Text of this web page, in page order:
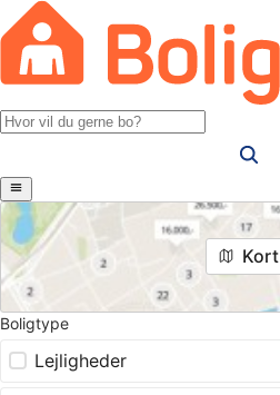
Kort
Boligtype
Lejligheder